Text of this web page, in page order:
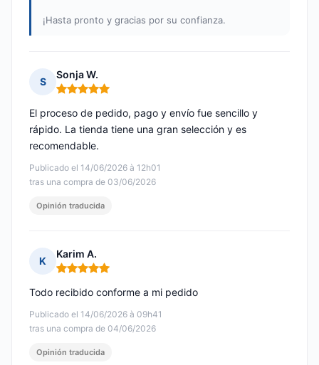
¡Hasta pronto y gracias por su confianza.
S
Sonja W.
Nota: 5 de 5
Publicado el 14/06/2026 à 12h01
tras una compra de 03/06/2026
El proceso de pedido, pago y envío fue sencillo y
rápido. La tienda tiene una gran selección y es
recomendable.
Opinión traducida
K
Karim A.
Nota: 5 de 5
Publicado el 14/06/2026 à 09h41
tras una compra de 04/06/2026
Todo recibido conforme a mi pedido
Opinión traducida